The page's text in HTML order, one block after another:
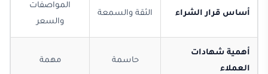
أساس قرار الشراء الثقة والسمعة
المواصفات
والسعر
أهمية شهادات
العملاء
حاسمة مهمة